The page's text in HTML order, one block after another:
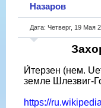
Назаров
Дата: Четверг, 19 Мая
И́терзен (нем.
земле Шлезвиг-
https://